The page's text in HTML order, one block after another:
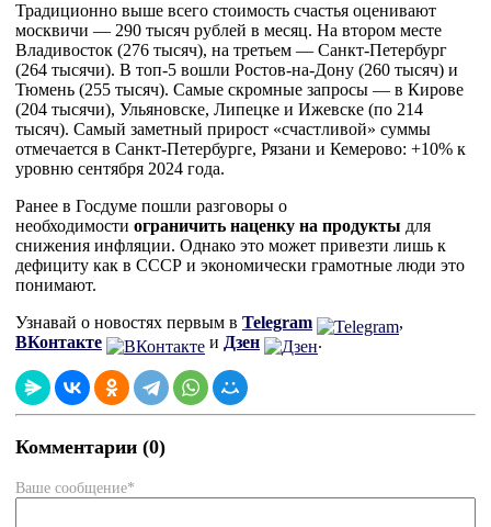
Традиционно выше всего стоимость счастья оценивают
москвичи — 290 тысяч рублей в месяц. На втором месте
Владивосток (276 тысяч), на третьем — Санкт-Петербург
(264 тысячи). В топ-5 вошли Ростов-на-Дону (260 тысяч) и
Тюмень (255 тысяч). Самые скромные запросы — в Кирове
(204 тысячи), Ульяновске, Липецке и Ижевске (по 214
тысяч). Самый заметный прирост «счастливой» суммы
отмечается в Санкт-Петербурге, Рязани и Кемерово: +10% к
уровню сентября 2024 года.
Ранее в Госдуме пошли разговоры о
необходимости ограничить наценку на продукты для
снижения инфляции. Однако это может привезти лишь к
дефициту как в СССР и экономически грамотные люди это
понимают.
Узнавай о новостях первым в Telegram
,
ВКонтакте
и Дзен .
Комментарии (0)
Ваше сообщение*